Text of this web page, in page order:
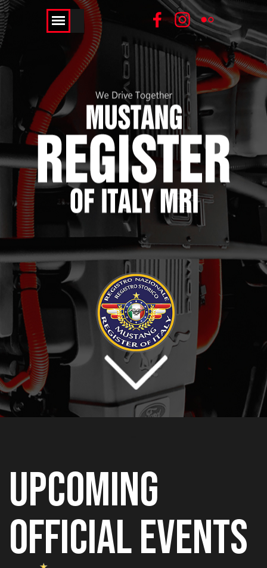
UPCOMING
OFFICIALEVENTS